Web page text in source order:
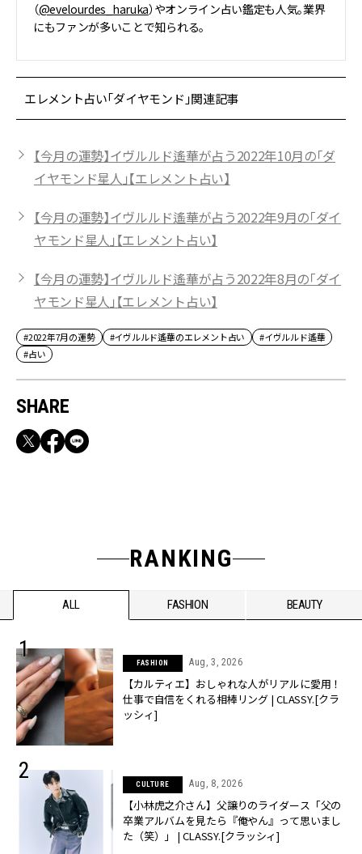
（@evelourdes_haruka）やオンライン占い鑑定も人気。業界
にもファンが多いことで知られる。
エレメント占い「ダイヤモンド」関連記事
【今月の運勢】イヴルルド遙華が占う2022年10月の「ダ
イヤモンド星人」【エレメント占い】
【今月の運勢】イヴルルド遙華が占う2022年9月の「ダイ
ヤモンド星人」【エレメント占い】
【今月の運勢】イヴルルド遙華が占う2022年8月の「ダイ
ヤモンド星人」【エレメント占い】
#2022年7月の運勢 #イヴルルド遙華のエレメント占い
#イヴルルド遙華
#占い
SHARE
RANKING
ALL FASHION BEAUTY
FASHION Aug, 3, 2026
【カルティエ】おしゃれな人がリアルに愛用！
仕事で自信をくれる相棒リング | CLASSY.[クラ
ッシィ]
CULTURE Aug, 8, 2026
【小林虎之介さん】父譲りのライダース「父の
卒業アルバムを見たら『俺やん』って思いまし
た（笑）」 | CLASSY.[クラッシィ]